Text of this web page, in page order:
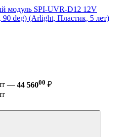
модуль SPI-UVR-D12 12V
deg) (Arlight, Пластик, 5 лет)
— 44 56000 ₽